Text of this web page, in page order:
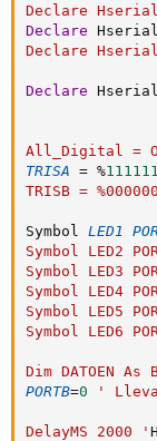
Declare
Declare
Declare
Declare
All_Digital =
TRISA = %
TRISB =
Symbol LED1
Symbol LED2
Symbol LED3
Symbol LED4
Symbol LED5
Symbol LED6
Dim DATOEN
PORTB=0 '
DelayMS 2000 '